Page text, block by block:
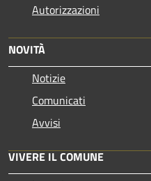
Autorizzazioni
NOVITÀ
Notizie
Comunicati
Avvisi
VIVERE IL COMUNE